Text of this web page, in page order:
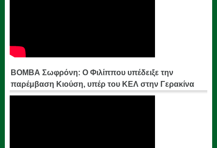
ΒΟΜΒΑ Σωφρόνη: Ο Φιλίππου υπέδειξε την
παρέμβαση Κιούση, υπέρ του ΚΕΛ στην Γερακίνα